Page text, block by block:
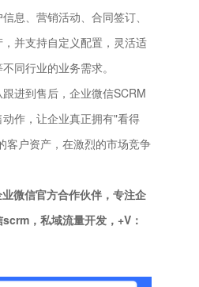
息、营销活动、合同签订、
并支持自定义配置，灵活适
同行业的业务需求。
进到售后，企业微信SCRM
作，让企业真正拥有"看得
客户资产，在激烈的市场竞争
微信官方合作伙伴，专注企
，私域流量开发，+V：